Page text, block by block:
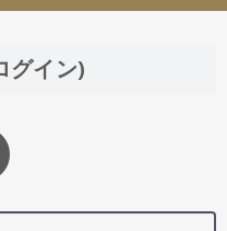
グイン)